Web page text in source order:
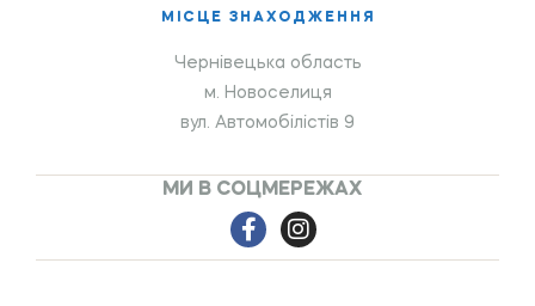
МІСЦЕ ЗНАХОДЖЕННЯ
Чернівецька область
м. Новоселиця
вул. Автомобілістів 9
МИ В СОЦМЕРЕЖАХ